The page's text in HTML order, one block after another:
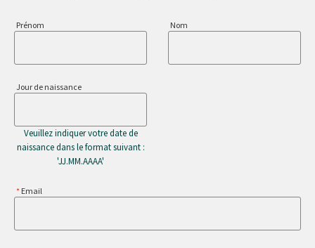
Prénom Nom
Jour de naissance
Veuillez indiquer votre date de
naissance dans le format suivant :
'JJ.MM.AAAA'
Email